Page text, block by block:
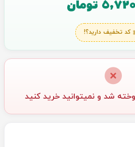
تومان
کد تخفیف دارید؟!
شد و نمیتوانید خرید کنید